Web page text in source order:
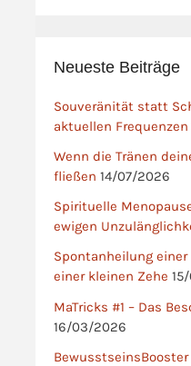
Neueste Beiträge
Souveränität statt
aktuellen Frequenzen
Wenn die Tränen
fließen 14/07/2026
Spirituelle
ewigen
Spontanheilung
einer kleinen Zehe
MaTricks #1 – Das
16/03/2026